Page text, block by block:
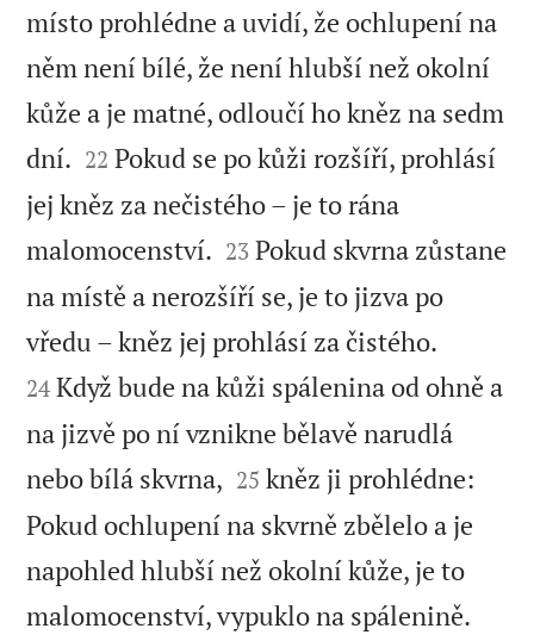
místo prohlédne a uvidí, že ochlupení na
něm není bílé, že není hlubší než okolní
kůže a je matné, odloučí ho kněz na sedm
dní. 

22 Pokud se po kůži rozšíří, prohlásí
jej kněz za nečistého – je to rána
malomocenství. 

23 Pokud skvrna zůstane
na místě a nerozšíří se, je to jizva po
vředu – kněz jej prohlásí za čistého.
24 Když bude na kůži spálenina od ohně a
na jizvě po ní vznikne bělavě narudlá
nebo bílá skvrna, 

25 kněz ji prohlédne:
Pokud ochlupení na skvrně zbělelo a je
napohled hlubší než okolní kůže, je to
malomocenství, vypuklo na spálenině.